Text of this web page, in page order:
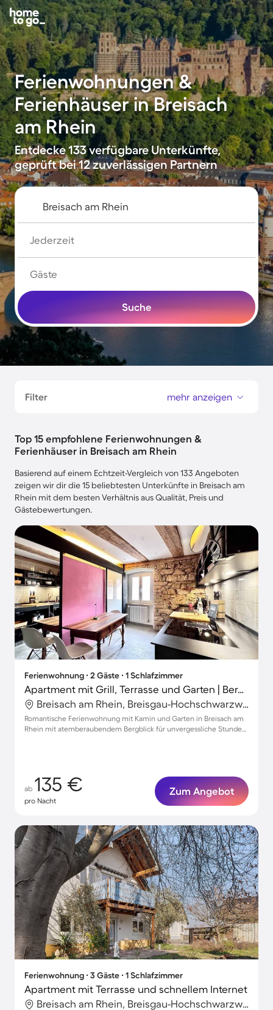
Ferienwohnungen &
Ferienhäuser in Breisach
am Rhein
Entdecke 133 verfügbare Unterkünfte,
geprüft bei 12 zuverlässigen Partnern
Jederzeit
Gäste
Suche
Filter mehr anzeigen
Top 15 empfohlene Ferienwohnungen &
Ferienhäuser in Breisach am Rhein
Basierend auf einem Echtzeit-Vergleich von 133 Angeboten
zeigen wir dir die 15 beliebtesten Unterkünfte in Breisach am
Rhein mit dem besten Verhältnis aus Qualität, Preis und
Gästebewertungen.
Ferienwohnung ∙ 2 Gäste ∙ 1 Schlafzimmer
Apartment mit Grill, Terrasse und Garten | Bergblick
Breisach am Rhein, Breisgau-Hochschwarzwald, Deutschland
Romantische Ferienwohnung mit Kamin und Garten in Breisach am
Rhein mit atemberaubendem Bergblick für unvergessliche Stunden
ab 135 €
pro Nacht
Zum Angebot
Ferienwohnung ∙ 3 Gäste ∙ 1 Schlafzimmer
Apartment mit Terrasse und schnellem Internet
Breisach am Rhein, Breisgau-Hochschwarzwald, Deutschland